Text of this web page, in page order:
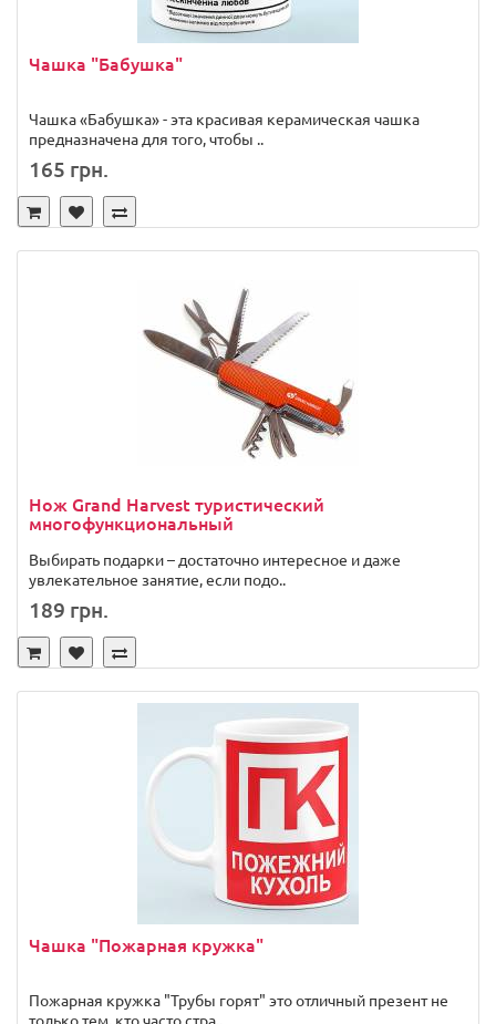
Чашка "Бабушка"
Чашка «Бабушка» - эта красивая керамическая чашка
предназначена для того, чтобы ..
165 грн.
Нож Grand Harvest туристический
многофункциональный
Выбирать подарки – достаточно интересное и даже
увлекательное занятие, если подо..
189 грн.
Чашка "Пожарная кружка"
Пожарная кружка "Трубы горят" это отличный презент не
только тем, кто часто стра..